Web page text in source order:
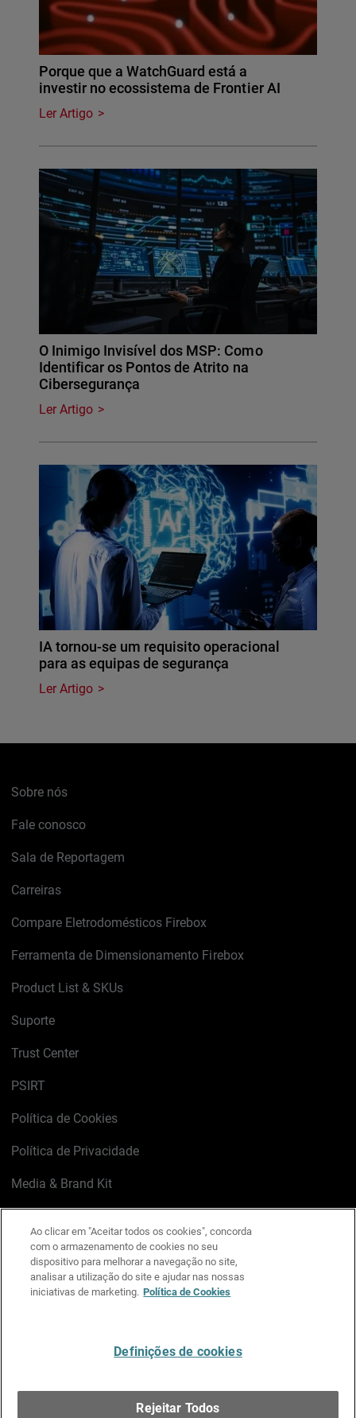
Porque que a WatchGuard está a
investir no ecossistema de Frontier AI
Ler Artigo
O Inimigo Invisível dos MSP: Como
Identificar os Pontos de Atrito na
Cibersegurança
Ler Artigo
IA tornou-se um requisito operacional
para as equipas de segurança
Ler Artigo
Sobre nós
Fale conosco
Sala de Reportagem
Carreiras
Compare Eletrodomésticos Firebox
Ferramenta de Dimensionamento Firebox
Product List & SKUs
Suporte
Trust Center
PSIRT
Política de Cookies
Política de Privacidade
Media & Brand Kit
LinkedIn
X FacebookInstagram
YouTube
Ao clicar em "Aceitar todos os cookies", concorda
com o armazenamento de cookies no seu
dispositivo para melhorar a navegação no site,
analisar a utilização do site e ajudar nas nossas
iniciativas de marketing. Política de Cookies
Definições de cookies
Rejeitar Todos